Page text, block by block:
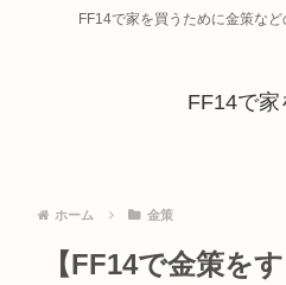
FF14で家を買うために金策など
FF14で家
ホーム 金策
【FF14で金策を